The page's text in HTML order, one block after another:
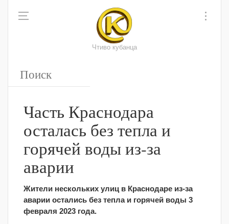
Чтиво кубанца
Часть Краснодара
осталась без тепла и
горячей воды из-за
аварии
Жители нескольких улиц в Краснодаре из-за
аварии остались без тепла и горячей воды 3
февраля 2023 года.